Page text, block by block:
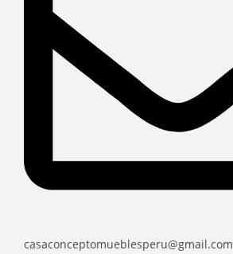
casaconceptomueblesperu@gmail.com